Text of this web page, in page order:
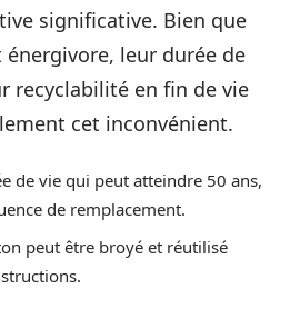
significative. Bien que
leur durée de
recyclabilité en fin de vie
cet inconvénient.
de vie qui peut atteindre 50 ans,
de remplacement.
peut être broyé et réutilisé